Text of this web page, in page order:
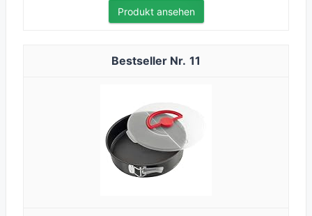
Produkt ansehen
11